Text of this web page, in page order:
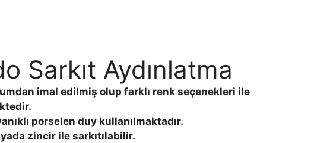
Sarkıt Aydınlatma
imal edilmiş olup farklı renk seçenekleri ile
porselen duy kullanılmaktadır.
zincir ile sarkıtılabilir.